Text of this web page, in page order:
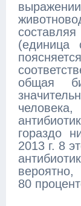
(единица
общая
гораздо
2013 г. 8
вероятно,
80